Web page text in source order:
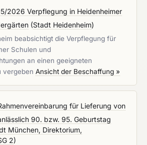
2026 Verpflegung in Heidenheimer
(Stadt Heidenheim)
beabsichtigt die Verpflegung für
Schulen und
an einen geeigneten
vergeben Ansicht der Beschaffung »
für Lieferung von
90. bzw. 95. Geburtstag
München, Direktorium,
2)